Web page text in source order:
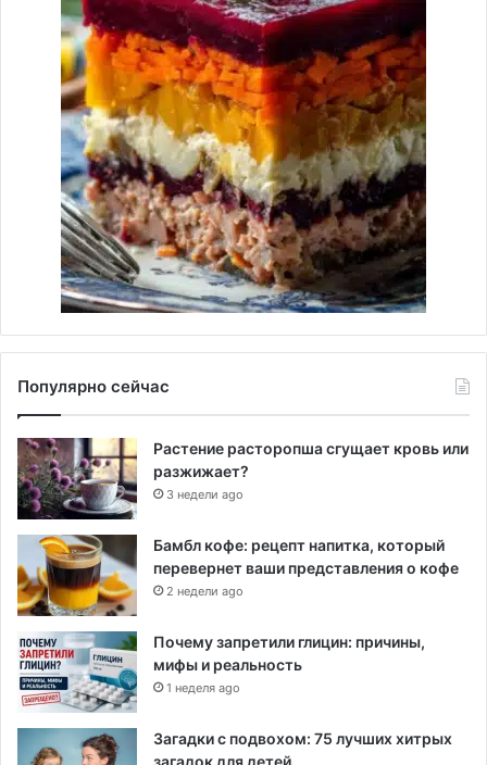
Популярно сейчас
Растение расторопша сгущает кровь или
разжижает?
3 недели ago
Бамбл кофе: рецепт напитка, который
перевернет ваши представления о кофе
2 недели ago
Почему запретили глицин: причины,
мифы и реальность
1 неделя ago
Загадки с подвохом: 75 лучших хитрых
загадок для детей